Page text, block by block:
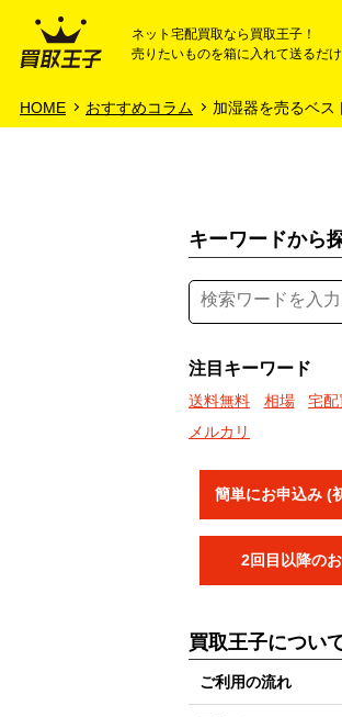
HOME
ネット宅配買取なら買取王子！
売りたいものを箱に入れて送るだけ
HOME おすすめコラム 加湿器を売るベス
キーワードから
注目キーワード
送料無料 相場 宅配
メルカリ
簡単にお申込み (
2回目以降の
買取王子につい
ご利用の流れ